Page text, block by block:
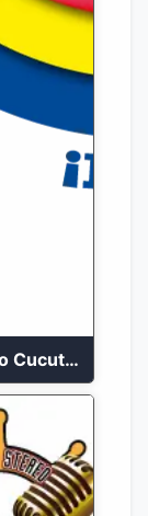
Radio Uno Cucuta 91.7 FM